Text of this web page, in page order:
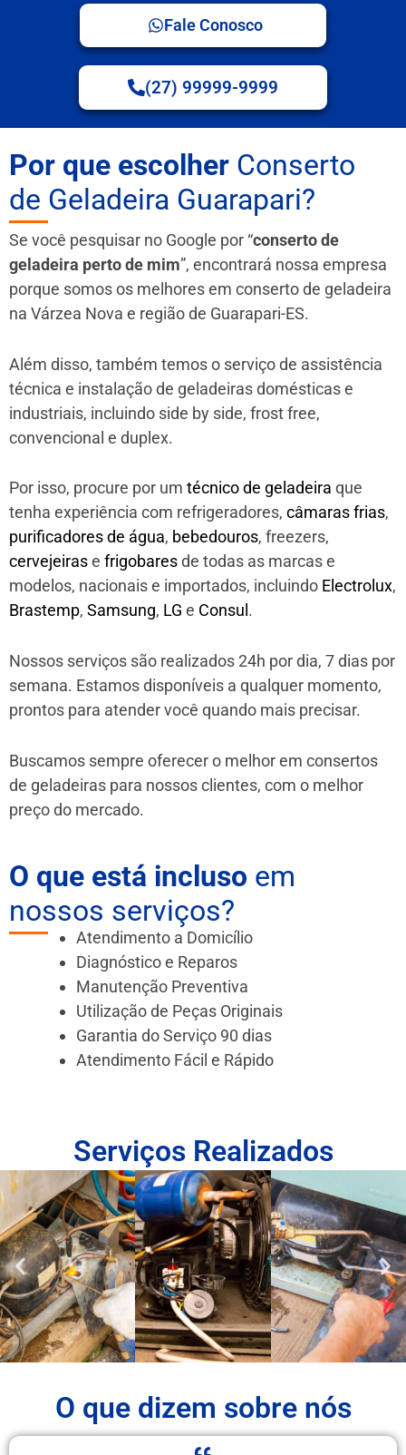
Fale Conosco
(27) 99999-9999
Por que escolher Conserto
de Geladeira Guarapari?
Se você pesquisar no Google por “conserto de
geladeira perto de mim”, encontrará nossa empresa
porque somos os melhores em conserto de geladeira
na Várzea Nova e região de Guarapari-ES.
Além disso, também temos o serviço de assistência
técnica e instalação de geladeiras domésticas e
industriais, incluindo side by side, frost free,
convencional e duplex.
Por isso, procure por um técnico de geladeira que
tenha experiência com refrigeradores, câmaras frias,
purificadores de água, bebedouros, freezers,
cervejeirase frigobaresde todas as marcas e
modelos, nacionais e importados, incluindo Electrolux,
Brastemp, Samsung, LG e Consul .
Nossos serviços são realizados 24h por dia, 7 dias por
semana. Estamos disponíveis a qualquer momento,
prontos para atender você quando mais precisar.
Buscamos sempre oferecer o melhor em consertos
de geladeiras para nossos clientes, com o melhor
preço do mercado.
O que está incluso em
nossos serviços?
Atendimento a Domicílio
Diagnóstico e Reparos
Manutenção Preventiva
Utilização de Peças Originais
Garantia do Serviço 90 dias
Atendimento Fácil e Rápido
Serviços Realizados
O que dizem sobre nós